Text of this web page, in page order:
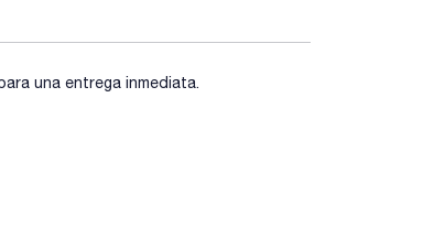
una entrega inmediata.